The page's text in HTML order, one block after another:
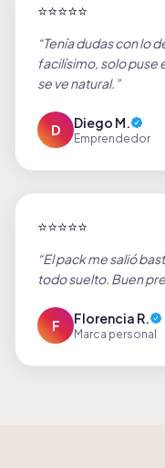
⭐⭐⭐⭐⭐
“Tenía dudas con lo
facilísimo, solo puse
se ve natural. ”
D Diego M.
Emprendedor
⭐⭐⭐⭐⭐
“El pack me salió
todo suelto. Buen
F Florencia R.
Marca personal